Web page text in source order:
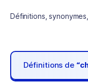
Définitions,
Définitions de